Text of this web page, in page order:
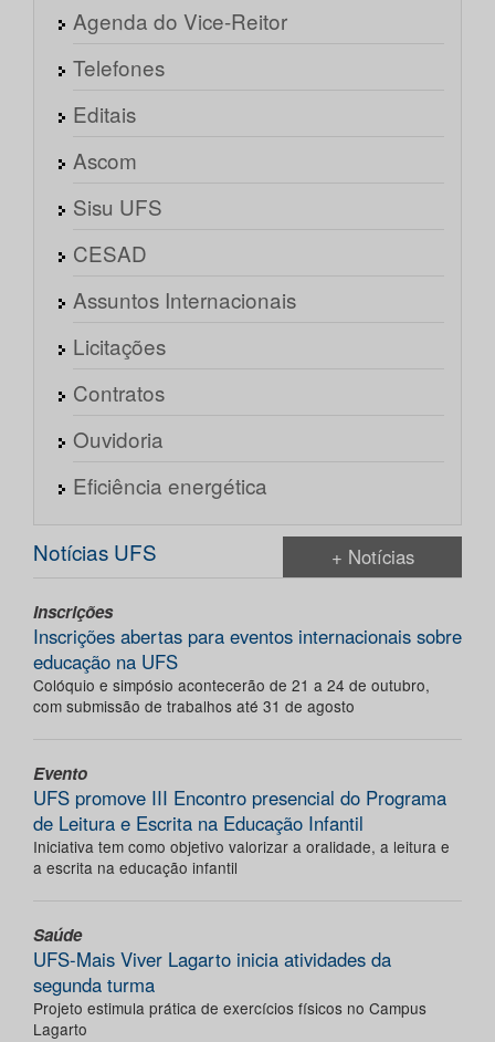
Agenda do Vice-Reitor
Telefones
Editais
Ascom
Sisu UFS
CESAD
Assuntos Internacionais
Licitações
Contratos
Ouvidoria
Eficiência energética
Notícias UFS + Notícias
Inscrições
Inscrições abertas para eventos internacionais sobre
educação na UFS
Colóquio e simpósio acontecerão de 21 a 24 de outubro,
com submissão de trabalhos até 31 de agosto
Evento
UFS promove III Encontro presencial do Programa
de Leitura e Escrita na Educação Infantil
Iniciativa tem como objetivo valorizar a oralidade, a leitura e
a escrita na educação infantil
Saúde
UFS-Mais Viver Lagarto inicia atividades da
segunda turma
Projeto estimula prática de exercícios físicos no Campus
Lagarto